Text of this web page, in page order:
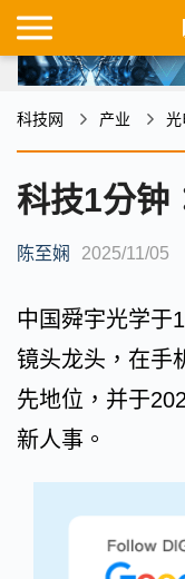
科技网 产业 光
科技1分钟
陈至娴 2025/11/05
中国舜宇光学于
镜头龙头，在手
先地位，并于
新人事。